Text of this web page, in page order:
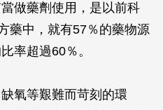
做藥劑使用，是以前科
藥中，就有57％的藥物源
率超過60％。
氧等艱難而苛刻的環